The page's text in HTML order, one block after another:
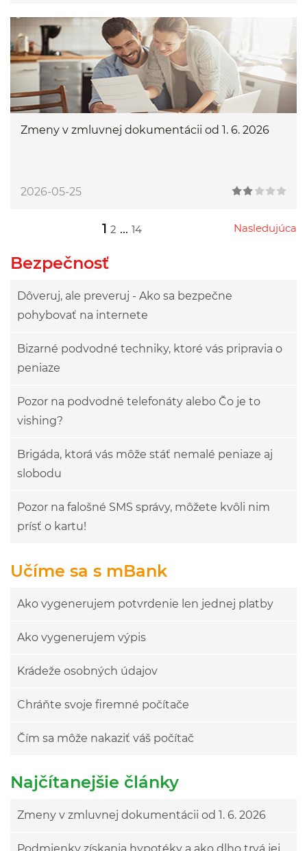
Zmeny v zmluvnej dokumentácii od 1. 6. 2026
2026-05-25
1 2 ... 14 Nasledujúca
Przejdź do następnej strony
Bezpečnosť
Dôveruj, ale preveruj - Ako sa bezpečne
pohybovať na internete
Bizarné podvodné techniky, ktoré vás pripravia o
peniaze
Pozor na podvodné telefonáty alebo Čo je to
vishing?
Brigáda, ktorá vás môže stáť nemalé peniaze aj
slobodu
Pozor na falošné SMS správy, môžete kvôli nim
prísť o kartu!
Učíme sa s mBank
Ako vygenerujem potvrdenie len jednej platby
Ako vygenerujem výpis
Krádeže osobných údajov
Chráňte svoje firemné počítače
Čím sa môže nakaziť váš počítač
Najčítanejšie články
Zmeny v zmluvnej dokumentácii od 1. 6. 2026